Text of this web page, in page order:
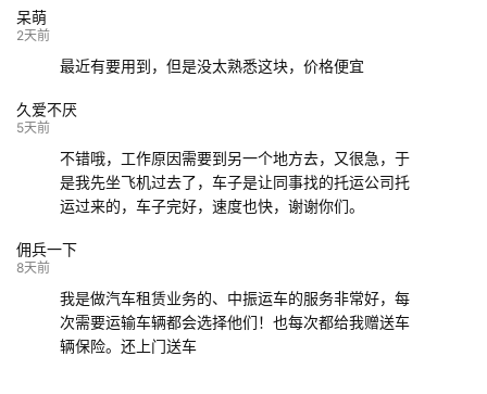
呆萌
2天前
最近有要用到，但是没太熟悉这块，价格便宜
久爱不厌
5天前
不错哦，工作原因需要到另一个地方去，又很急，于
是我先坐飞机过去了，车子是让同事找的托运公司托
运过来的，车子完好，速度也快，谢谢你们。
佣兵一下
8天前
我是做汽车租赁业务的、中振运车的服务非常好，每
次需要运输车辆都会选择他们！也每次都给我赠送车
辆保险。还上门送车